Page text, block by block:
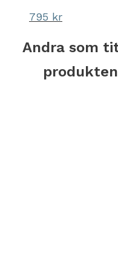
795 kr
Andra som